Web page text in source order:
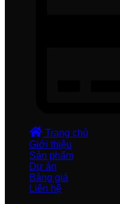
Trang chủ
Giới thiệu
Sản phẩm
Dự án
Bảng giá
Liên hệ